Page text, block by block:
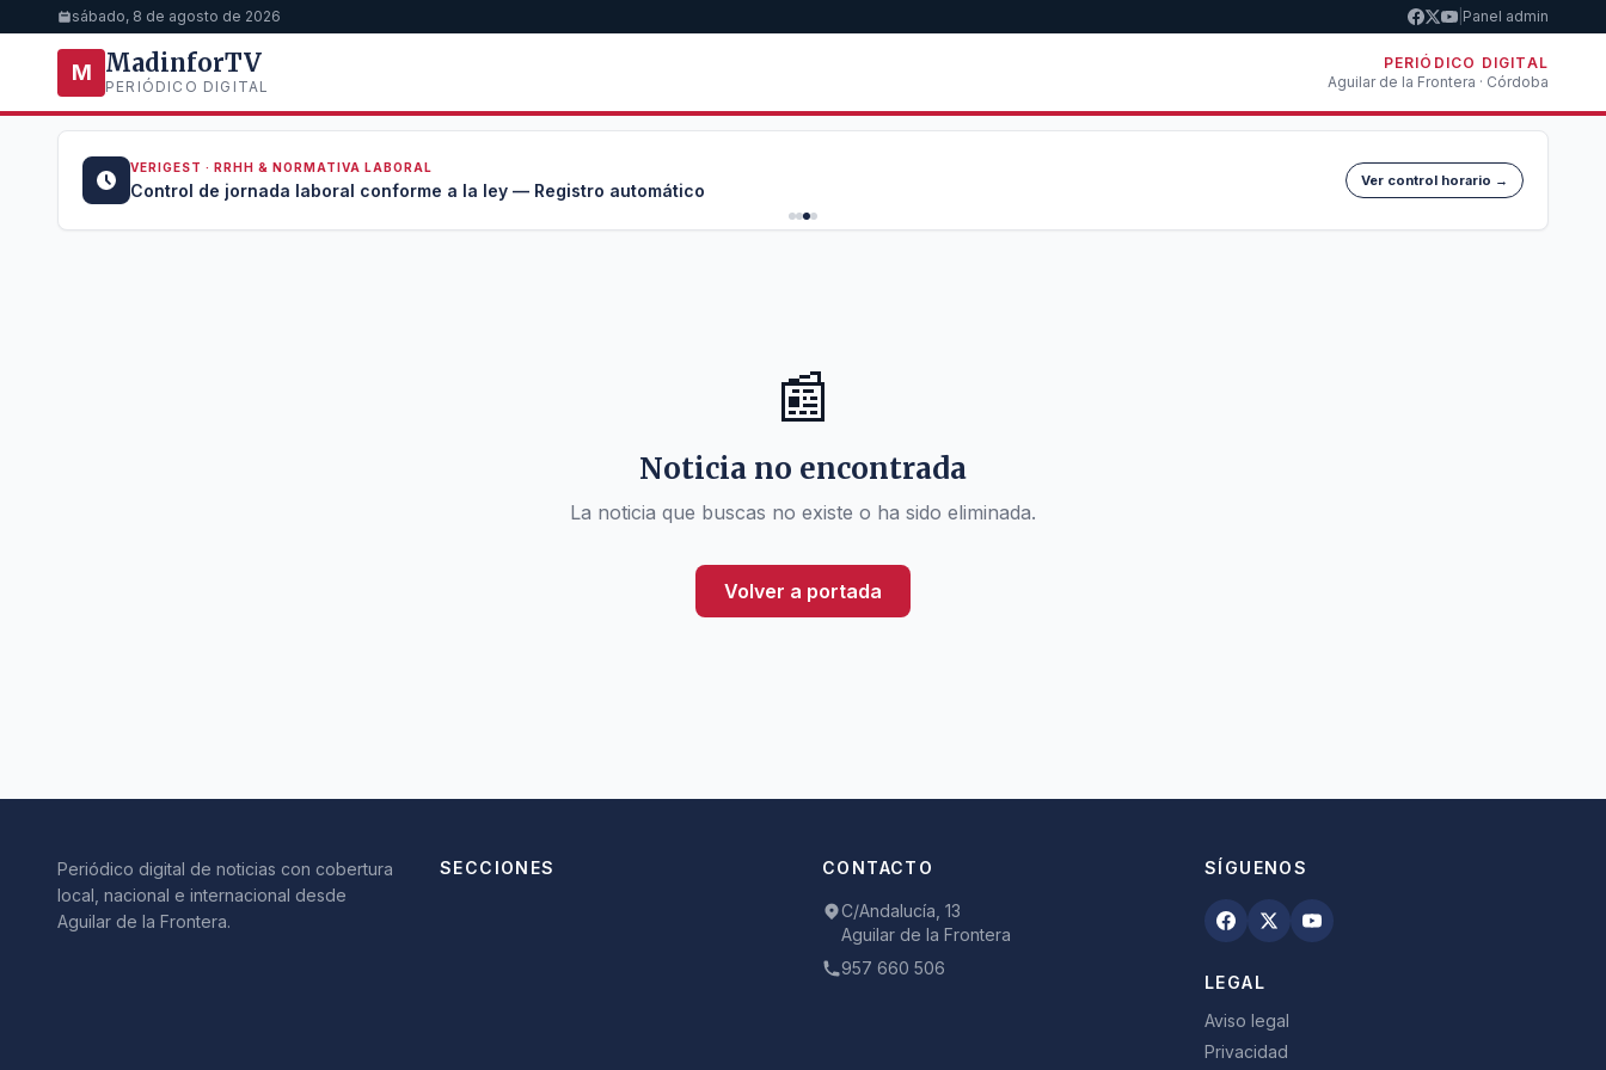
sábado, 8 de agosto de 2026 Panel admin
M MadinforTV
PERIÓDICO DIGITAL
PERIÓDICO DIGITAL
Aguilar de la Frontera · Córdoba
VERIGEST · RRHH & NORMATIVA LABORAL
Control de jornada laboral conforme a la ley — Registro automático Ver control horario →
📰
Noticia no encontrada
La noticia que buscas no existe o ha sido eliminada.
Volver a portada
Periódico digital de noticias con cobertura
local, nacional e internacional desde
Aguilar de la Frontera.
SECCIONES CONTACTO
C/Andalucía, 13
Aguilar de la Frontera
957 660 506
SÍGUENOS
LEGAL
Aviso legal
Privacidad